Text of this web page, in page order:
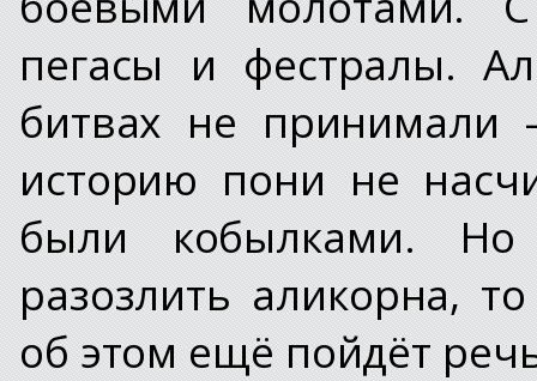
пегасы и фестралы.
битвах не
историю пони не
были кобылками.
разозлить аликорна,
об этом ещё пойдёт